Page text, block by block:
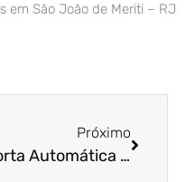
em São João de Meriti – RJ
Próximo
Porta Automática de Enrolar em Uberlândia – MG